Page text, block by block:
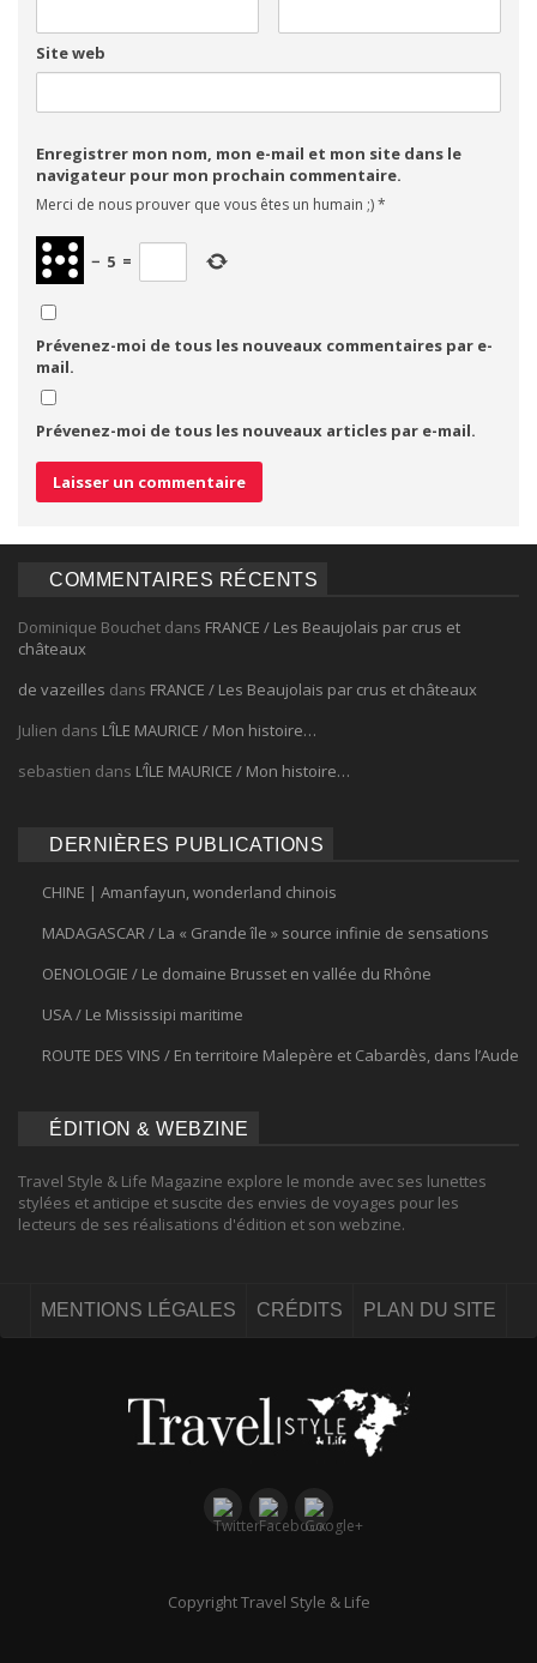
Site web
Enregistrer mon nom, mon e-mail et mon site dans le
navigateur pour mon prochain commentaire.
Merci de nous prouver que vous êtes un humain ;)*
− 5 =
Prévenez-moi de tous les nouveaux commentaires par e-
mail.
Prévenez-moi de tous les nouveaux articles par e-mail.
COMMENTAIRES RÉCENTS
Dominique Bouchet dans FRANCE / Les Beaujolais par crus et
châteaux
de vazeilles dans FRANCE / Les Beaujolais par crus et châteaux
Julien dans L’ÎLE MAURICE / Mon histoire…
sebastien dans L’ÎLE MAURICE / Mon histoire…
DERNIÈRES PUBLICATIONS
CHINE | Amanfayun, wonderland chinois
MADAGASCAR / La « Grande île » source infinie de sensations
OENOLOGIE / Le domaine Brusset en vallée du Rhône
USA / Le Mississipi maritime
ROUTE DES VINS / En territoire Malepère et Cabardès, dans l’Aude
ÉDITION & WEBZINE
Travel Style & Life Magazine explore le monde avec ses lunettes
stylées et anticipe et suscite des envies de voyages pour les
lecteurs de ses réalisations d'édition et son webzine.
MENTIONS LÉGALES CRÉDITS PLAN DU SITE
Copyright Travel Style & Life